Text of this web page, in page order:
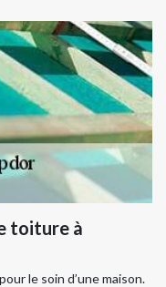
toiture à
le soin d’une maison.